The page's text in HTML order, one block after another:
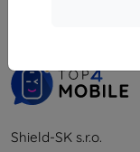
Shield-SK s.r.o.